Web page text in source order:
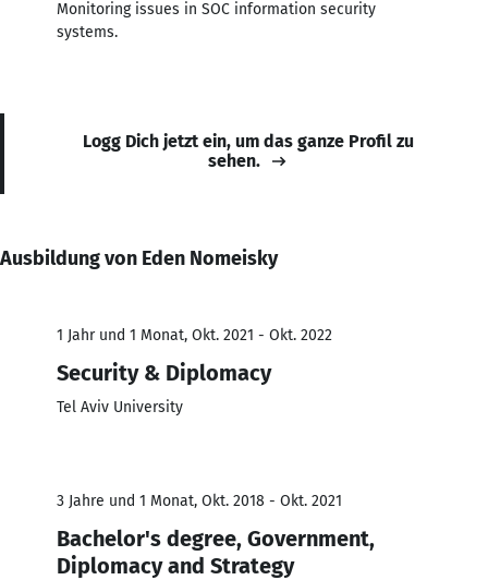
Monitoring issues in SOC information security
systems.
Logg Dich jetzt ein, um das ganze Profil zu
sehen.
Ausbildung von Eden Nomeisky
1 Jahr und 1 Monat, Okt. 2021 - Okt. 2022
Security & Diplomacy
Tel Aviv University
3 Jahre und 1 Monat, Okt. 2018 - Okt. 2021
Bachelor's degree, Government,
Diplomacy and Strategy